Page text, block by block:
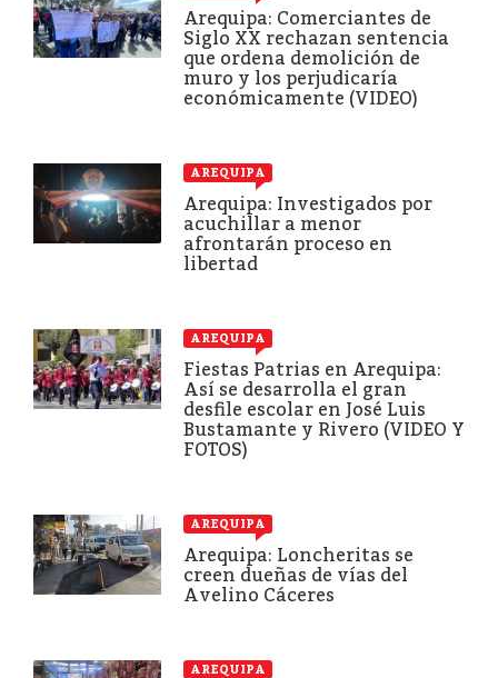
Arequipa: Comerciantes de
Siglo XX rechazan sentencia
que ordena demolición de
muro y los perjudicaría
económicamente (VIDEO)
AREQUIPA
Arequipa: Investigados por
acuchillar a menor
afrontarán proceso en
libertad
AREQUIPA
Fiestas Patrias en Arequipa:
Así se desarrolla el gran
desfile escolar en José Luis
Bustamante y Rivero (VIDEO Y
FOTOS)
AREQUIPA
Arequipa: Loncheritas se
creen dueñas de vías del
Avelino Cáceres
AREQUIPA